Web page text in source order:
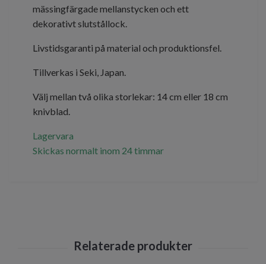
mässingfärgade mellanstycken och ett
dekorativt slutstållock.
Livstidsgaranti på material och produktionsfel.
Tillverkas i Seki, Japan.
Välj mellan två olika storlekar: 14 cm eller 18 cm
knivblad.
Lagervara
Skickas normalt inom 24 timmar